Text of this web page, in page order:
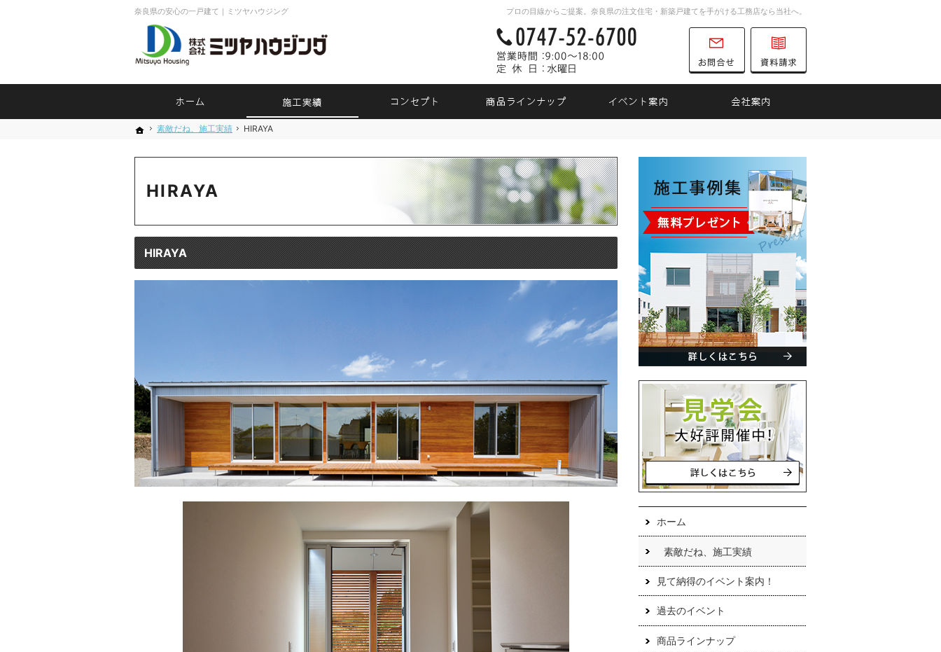
ホーム
素敵だね、施工実績 HIRAYA
HIRAYA
プロの目線からご提案。奈良県の注文住宅・新築戸建てを手がける工務店なら当社へ。
奈良県の安心の一戸建て｜ミツヤハウジング
HIRAYA
ホーム
素敵だね、施工実績
見て納得のイベント案内！
過去のイベント
商品ラインナップ
0747-52-6700
営業時間
9:00～18:00
定休日
水曜日 お問合せ
ホーム
素敵だね、施工実績 HIRAYA